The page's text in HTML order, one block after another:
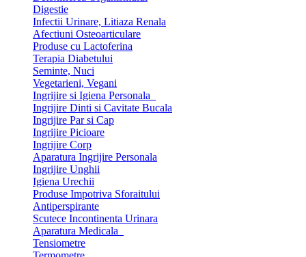
Digestie
Infectii Urinare, Litiaza Renala
Afectiuni Osteoarticulare
Produse cu Lactoferina
Terapia Diabetului
Seminte, Nuci
Vegetarieni, Vegani
Ingrijire si Igiena Personala
Ingrijire Dinti si Cavitate Bucala
Ingrijire Par si Cap
Ingrijire Picioare
Ingrijire Corp
Aparatura Ingrijire Personala
Ingrijire Unghii
Igiena Urechii
Produse Impotriva Sforaitului
Antiperspirante
Scutece Incontinenta Urinara
Aparatura Medicala
Tensiometre